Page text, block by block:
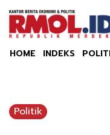
HOME INDEKS
Politik